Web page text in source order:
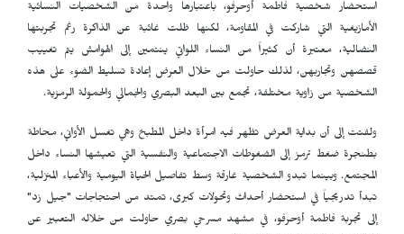
استحضار شخصية فاطمة أوحرفو، باعتبارها واحدة من الشخصيات النسائية
الأمازيغية التي شاركت في المقاومة، لكنها ظلت غائبة عن الذاكرة رغم تجربتها
النضالية، معتبرة أن كثيراً من النساء اللواتي ينتمين إلى الهوامش يتم تغييب
قصصهن وتجاربهن، لذلك حاولت من خلال العرض إعادة تسليط الضوء على هذه
الشخصية من زاوية مختلفة، تجمع بين البعد البصري والجمالي والحمولة الرمزية.
ولفتت إلى أن بداية العرض تظهر فيه امرأة داخل المطبخ وهي تغسل الأواني، محاطة
بطنجرة ضغط ترمز إلى الضغوطات الاجتماعية والنفسية التي تعيشها النساء داخل
المجتمع. وبينما تبدو الشخصية غارقة وسط تفاصيل الحياة اليومية والأعباء المنزلية،
تبدأ تدريجياً في استحضار أحداث وتحولات كبرى، تمتد من احتجاجات "جيل زد"
إلى تجربة فاطمة أوحرفو، في مشهد مسرحي بصري حاولت من خلاله التعبير عن